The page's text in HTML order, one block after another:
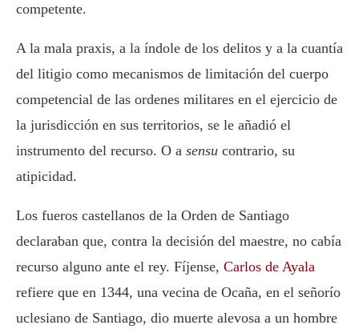
competente.
A la mala praxis, a la índole de los delitos y a la cuantía
del litigio como mecanismos de limitación del cuerpo
competencial de las ordenes militares en el ejercicio de
la jurisdicción en sus territorios, se le añadió el
instrumento del recurso. O a sensu contrario, su
atipicidad.
Los fueros castellanos de la Orden de Santiago
declaraban que, contra la decisión del maestre, no cabía
recurso alguno ante el rey. Fíjense, Carlos de Ayala
refiere que en 1344, una vecina de Ocaña, en el señorío
uclesiano de Santiago, dio muerte alevosa a un hombre